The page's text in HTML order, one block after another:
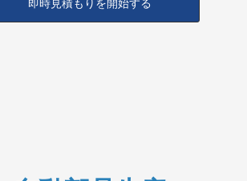
即時見積もりを開始する